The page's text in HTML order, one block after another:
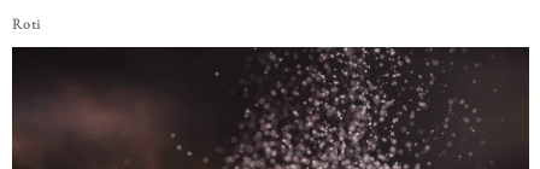
Roti